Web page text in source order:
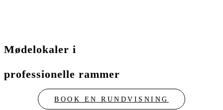
Mødelokaler i
professionelle rammer
BOOK EN RUNDVISNING